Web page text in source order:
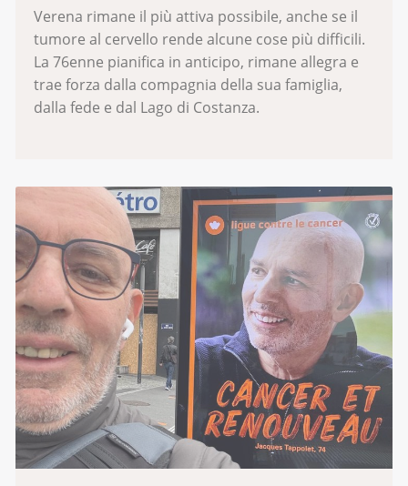
Verena rimane il più attiva possibile, anche se il
tumore al cervello rende alcune cose più difficili.
La 76enne pianifica in anticipo, rimane allegra e
trae forza dalla compagnia della sua famiglia,
dalla fede e dal Lago di Costanza.